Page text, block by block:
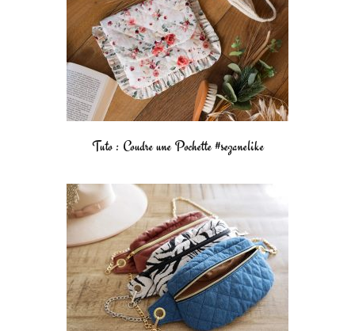
Tuto : Coudre une Pochette #sezanelike